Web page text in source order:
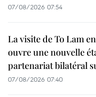
07/08/2026 07:54
La visite de To Lam
ouvre une nouvelle
partenariat bilatéral
07/08/2026 07:40